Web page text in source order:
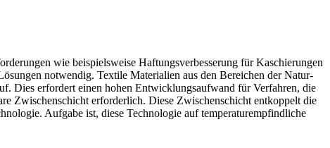
wie beispielsweise Haftungsverbesserung für Kaschierungen
notwendig. Textile Materialien aus den Bereichen der Natur-
Dies erfordert einen hohen Entwicklungsaufwand für Verfahren, die
Zwischenschicht erforderlich. Diese Zwischenschicht entkoppelt die
Aufgabe ist, diese Technologie auf temperaturempfindliche